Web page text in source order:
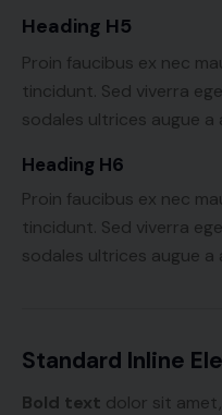
Heading H5
Proin faucibus ex nec
tincidunt. Sed viverra
sodales ultrices augue a
Heading H6
Proin faucibus ex nec
tincidunt. Sed viverra
sodales ultrices augue a
Standard Inline
Bold text dolor sit